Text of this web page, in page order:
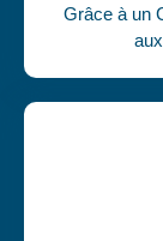
Grâce à un